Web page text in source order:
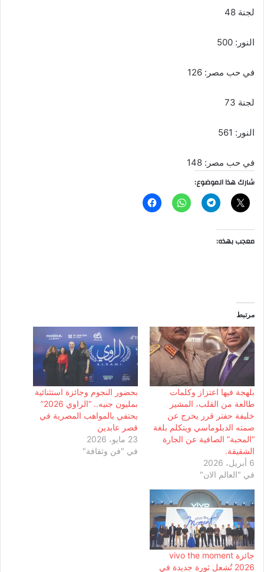
لجنة 48
النور: 500
في حب مصر: 126
لجنة 73
النور: 561
في حب مصر: 148
شارك هذا الموضوع:
معجب بهذه:
مرتبط
بلهجة فيها اعتزاز وكلمات
طالعة من القلب، المشير
خليفة حفتر قرر يخرج عن
صمته الدبلوماسي ويتكلم بلغة
“المحبة” الصافية عن الجارة
الشقيقة.
6 أبريل، 2026
في "العالم الان"
بحضور النجوم وجائزة استثنائية
بمليون جنيه.. “الراوي 2026”
يحتفي بالمواهب المصرية في
قصر عابدين
23 مايو، 2026
في "فن وثقافة"
جائزة vivo the moment
2026 تُشعل ثورة جديدة في